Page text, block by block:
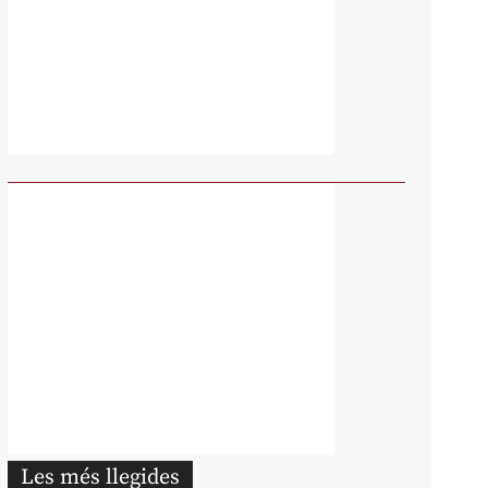
Les més llegides